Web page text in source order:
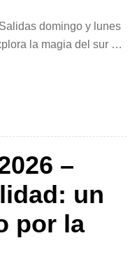
domingo y lunes
la magia del sur de
para sumergirte en la
paisajes del
–
un
por la